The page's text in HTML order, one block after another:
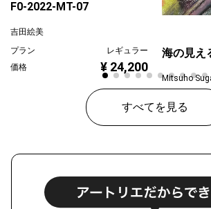
F0-2022-MT-07
吉田絵美
プラン
レギュラー
価格
¥ 24,200
海の見え
Mitsuho
価格
すべてを見る